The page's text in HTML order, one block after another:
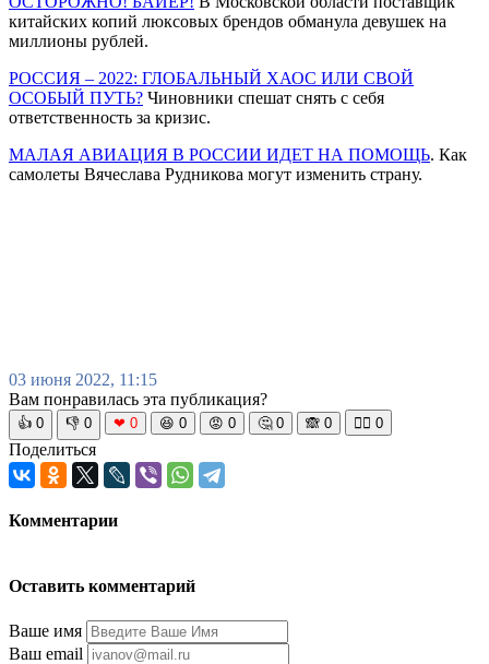
китайских копий люксовых брендов обманула девушек на
миллионы рублей.
РОССИЯ – 2022: ГЛОБАЛЬНЫЙ ХАОС ИЛИ СВОЙ
ОСОБЫЙ ПУТЬ? Чиновники спешат снять с себя
ответственность за кризис.
МАЛАЯ АВИАЦИЯ В РОССИИ ИДЕТ НА ПОМОЩЬ. Как
самолеты Вячеслава Рудникова могут изменить страну.
03 июня 2022, 11:15
Вам понравилась эта публикация?
👍 0 👎 0 ❤ 0 😆 0 😡 0 🤔 0 🙈 0 🧘‍♀️ 0
Поделиться
Комментарии
Оставить комментарий
Ваше имя
Ваш email